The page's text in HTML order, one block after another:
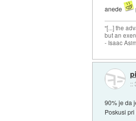
anede
"[...] the
but an
- Isaac
::
90% je da
Poskusi